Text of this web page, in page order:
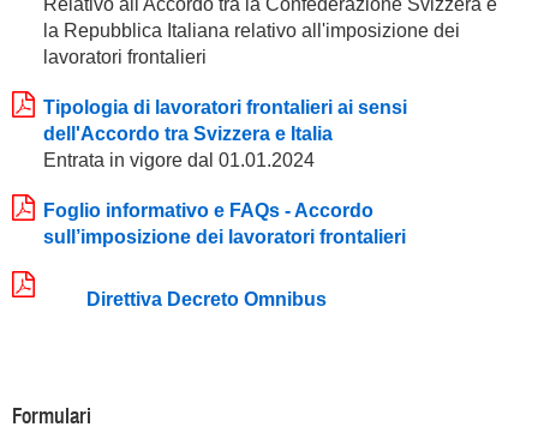
Relativo all'Accordo tra la Confederazione Svizzera e
la Repubblica Italiana relativo all'imposizione dei
lavoratori frontalieri
Tipologia di lavoratori frontalieri ai sensi
dell'Accordo tra Svizzera e Italia
Entrata in vigore dal 01.01.2024
Foglio informativo e FAQs - Accordo
sull’imposizione dei lavoratori frontalieri
Direttiva Decreto Omnibus
Formulari